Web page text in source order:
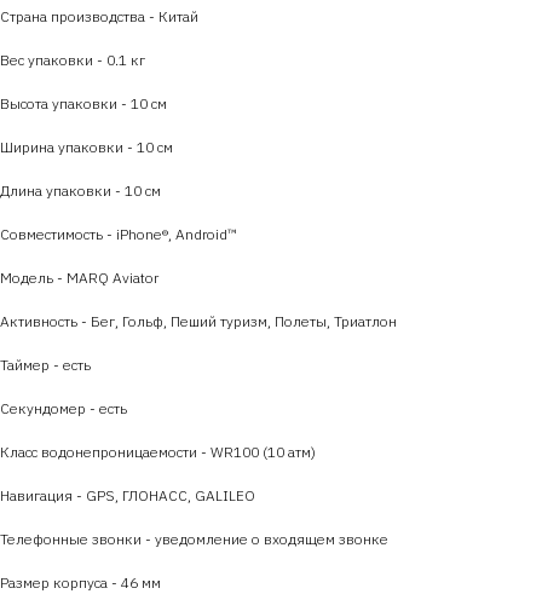
Страна производства - Китай
Вес упаковки - 0.1 кг
Высота упаковки - 10 см
Ширина упаковки - 10 см
Длина упаковки - 10 см
Совместимость - iPhone®, Android™
Модель - MARQ Aviator
Активность - Бег, Гольф, Пеший туризм, Полеты, Триатлон
Таймер - есть
Секундомер - есть
Класс водонепроницаемости - WR100 (10 атм)
Навигация - GPS, ГЛОНАСС, GALILEO
Телефонные звонки - уведомление о входящем звонке
Размер корпуса - 46 мм